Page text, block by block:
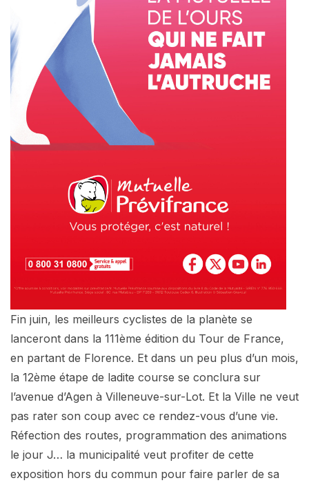
Fin juin, les meilleurs cyclistes de la planète se
lanceront dans la 111ème édition du Tour de France,
en partant de Florence. Et dans un peu plus d’un mois,
la 12ème étape de ladite course se conclura sur
l’avenue d’Agen à Villeneuve-sur-Lot. Et la Ville ne veut
pas rater son coup avec ce rendez-vous d’une vie.
Réfection des routes, programmation des animations
le jour J… la municipalité veut profiter de cette
exposition hors du commun pour faire parler de sa